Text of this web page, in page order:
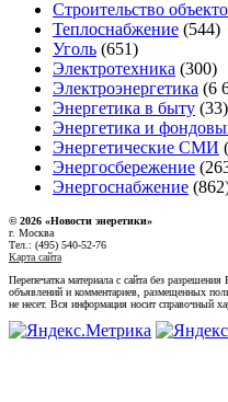
Строительство
Теплоснабжение (544)
Уголь (651)
Электротехника (300)
Электроэнергетика (6
Энергетика в быту (33)
Энергетика и
Энергетические СМИ
Энергосбережение
Энергоснабжение
© 2026 «Новости энеретики»
г. Москва
Тел.: (495) 540-52-76
Карта сайта
Перепечатка материала с сайта без
объявлений и комментариев, размещенных
не несет. Вся информация носит справочный